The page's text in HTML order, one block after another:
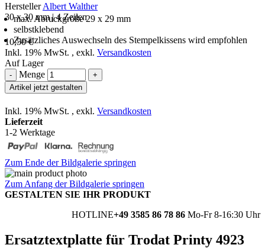
HerstellerAlbert Walther
30 x 30 mm | 4 Zeilen
max. Abruckgröße 29 x 29 mm
selbstklebend
Zusätzliches Auswechseln des Stempelkissens wird empfohlen
10,50 €
Inkl. 19% MwSt. , exkl. Versandkosten
Auf Lager
- Menge
+
Artikel jetzt gestalten
Inkl. 19% MwSt. , exkl. Versandkosten
Lieferzeit
1-2 Werktage
Zum Ende der Bildgalerie springen
Zum Anfang der Bildgalerie springen
GESTALTEN SIE IHR PRODUKT
HOTLINE+49 3585 86 78 86 Mo-Fr 8-16:30 Uhr
Ersatztextplatte für Trodat Printy 4923